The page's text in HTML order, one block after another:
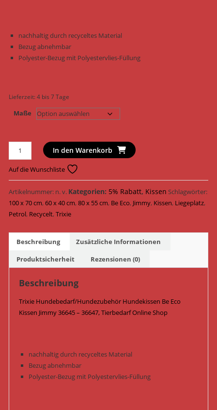
nachhaltig durch recyceltes Material
Bezug abnehmbar
Polyester-Bezug mit Polyestervlies-Füllung
Lieferzeit:4 bis 7 Tage
Maße
Trixie
Hundekissen
Be
Eco
Kissen
Jimmy
eckig
-
36647
Petrol
Menge
In den Warenkorb
Auf die Wunschliste
Artikelnummer: n. v. Kategorien: 5% Rabatt, Kissen Schlagwörter:
100 x 70 cm,60 x 40 cm,80 x 55 cm, Be Eco, Jimmy, Kissen, Liegeplatz,
Petrol, Recycelt,Trixie
Beschreibung
Zusätzliche Informationen
Produktsicherheit
Rezensionen (0)
Beschreibung
Trixie Hundebedarf/Hundezubehör Hundekissen Be Eco
Kissen Jimmy 36645 – 36647, Tierbedarf Online Shop
nachhaltig durch recyceltes Material
Bezug abnehmbar
Polyester-Bezug mit Polyestervlies-Füllung